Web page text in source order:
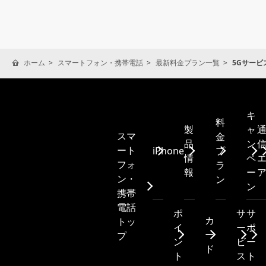
ホーム スマートフォン・携帯電話 最新料金プラン一覧 5Gサービ
スマ
ート
フォ
ン・
携帯
電話
トッ
プ
iPhone
製
品
情
報
料
金
プ
ラ
ン
キ
ャ
ン
ペ
ー
ン
通
ア
ポ
イ
ン
ト
カ
ー
ド
サ
ー
ビ
ス
サ
ポ
ー
ト